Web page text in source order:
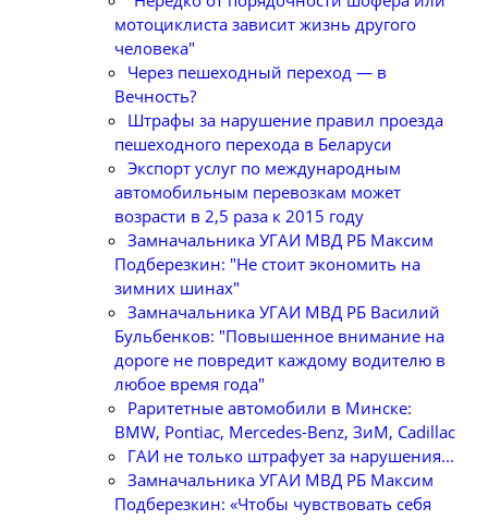
мотоциклиста зависит жизнь другого
человека"
Через пешеходный переход — в
Вечность?
Штрафы за нарушение правил проезда
пешеходного перехода в Беларуси
Экспорт услуг по международным
автомобильным перевозкам может
возрасти в 2,5 раза к 2015 году
Замначальника УГАИ МВД РБ Максим
Подберезкин: "Не стоит экономить на
зимних шинах"
Замначальника УГАИ МВД РБ Василий
Бульбенков: "Повышенное внимание на
дороге не повредит каждому водителю в
любое время года"
Раритетные автомобили в Минске:
BMW, Pontiac, Mercedes-Benz, ЗиМ, Cadillac
ГАИ не только штрафует за нарушения...
Замначальника УГАИ МВД РБ Максим
Подберезкин: «Чтобы чувствовать себя